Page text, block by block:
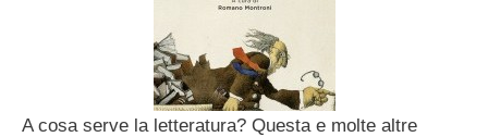
A cosa serve la letteratura? Questa e molte altre